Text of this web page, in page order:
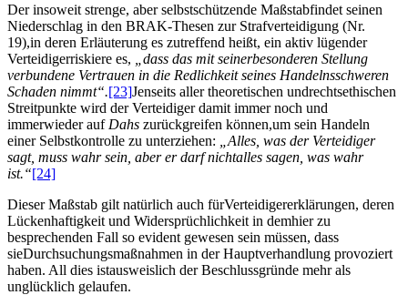
Der insoweit strenge, aber selbstschützende Maßstabfindet seinen
Niederschlag in den BRAK-Thesen zur Strafverteidigung (Nr.
19),in deren Erläuterung es zutreffend heißt, ein aktiv lügender
Verteidigerriskiere es,
„dass das mit seinerbesonderen Stellung
verbundene Vertrauen in die Redlichkeit seines Handelnsschweren
Schaden nimmt“.[23]Jenseits aller theoretischen undrechtsethischen
Streitpunkte wird der Verteidiger damit immer noch und
immerwieder auf Dahs zurückgreifen können,um sein Handeln
einer Selbstkontrolle zu unterziehen:
„Alles, was der Verteidiger
sagt, muss wahr sein, aber er darf nichtalles sagen, was wahr
ist.“[24]
Dieser Maßstab gilt natürlich auch fürVerteidigererklärungen, deren
Lückenhaftigkeit und Widersprüchlichkeit in demhier zu
besprechenden Fall so evident gewesen sein müssen, dass
sieDurchsuchungsmaßnahmen in der Hauptverhandlung provoziert
haben. All dies istausweislich der Beschlussgründe mehr als
unglücklich gelaufen.